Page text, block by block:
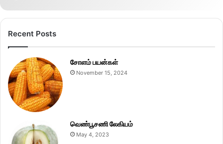
Recent Posts
சோளம் பயன்கள்
November 15, 2024
வெண்பூசணி லேகியம்
May 4, 2023